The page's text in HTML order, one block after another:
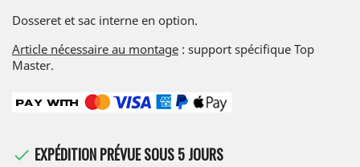
Dosseret et sac interne en option.
Article nécessaire au montage : support spécifique Top
Master.
 EXPÉDITION PRÉVUE SOUS 5 JOURS